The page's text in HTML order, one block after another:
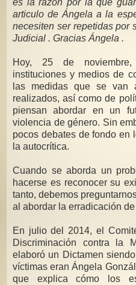
es la razón por la que
articulo de Ángela a la
necesiten ser repetidas por
Judicial . Gracias Ángela .
Hoy, 25 de
instituciones y medios de
las medidas que se van
realizados, así como de
piensan abordar en un
violencia de género. Sin
pocos debates de fondo en
la autocrítica.
Cuando se aborda un
hacerse es reconocer su
tanto, debemos
al abordar la erradicación
En julio del 2014, el
Discriminación contra la
elaboró un Dictamen
víctimas eran Ángela
que explica cómo los